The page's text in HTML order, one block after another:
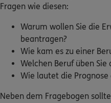
Fragen wie diesen:
Warum wollen Sie die
beantragen?
Wie kam es zu einer
Welchen Beruf üben Sie
Wie lautet die Prognose
Neben dem Fragebogen